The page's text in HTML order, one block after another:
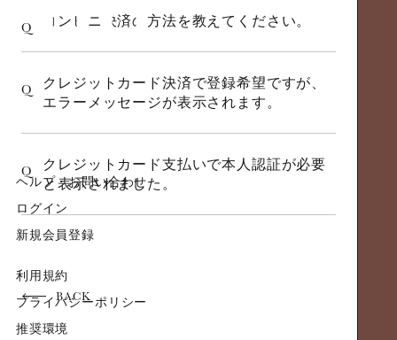
Q コンビニ決済の方法を教えてください。
Q
クレジットカード決済で登録希望ですが、
エラーメッセージが表示されます。
Q
クレジットカード支払いで本人認証が必要
と表示されました。
BACK
ヘルプ・お問い合わせ
ログイン
新規会員登録
利用規約
プライバシーポリシー
推奨環境